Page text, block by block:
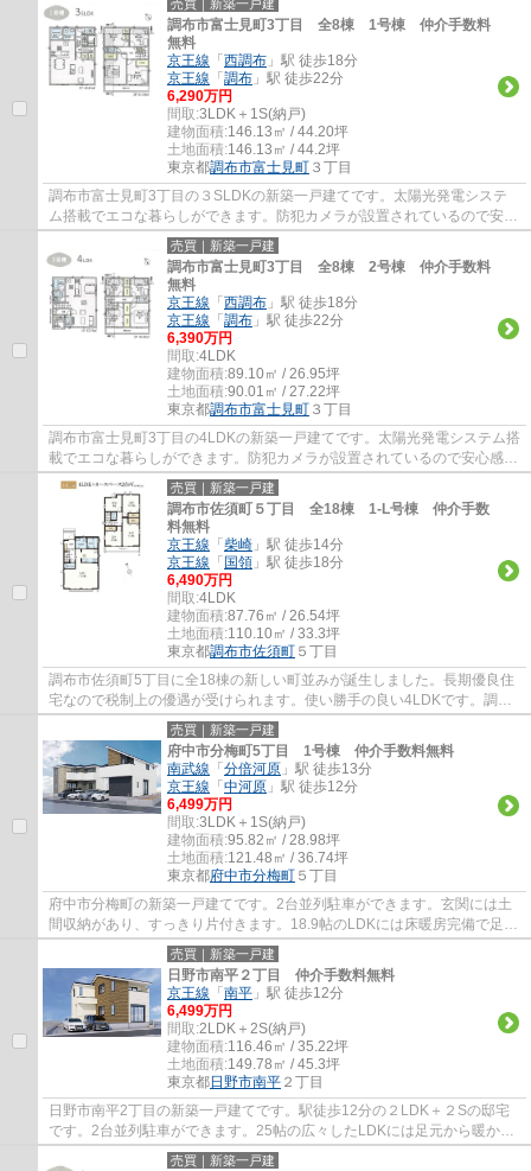
売買｜新築一戸建
調布市富士見町3丁目 全8棟 1号棟 仲介手数料
無料
京王線 「 西調布 」駅 徒歩18分
京王線 「 調布 」駅 徒歩22分
6,290万円
間取:3LDK＋1S(納戸)
建物面積:146.13㎡ / 44.20坪
土地面積:146.13㎡ / 44.2坪
東京都調布市富士見町 ３丁目
調布市富士見町3丁目の３SLDKの新築一戸建てです。太陽光発電システ
ム搭載でエコな暮らしができます。防犯カメラが設置されているので安心
感があります。LDKは広々20帖越です。調布市...
売買｜新築一戸建
調布市富士見町3丁目 全8棟 2号棟 仲介手数料
無料
京王線 「 西調布 」駅 徒歩18分
京王線 「 調布 」駅 徒歩22分
6,390万円
間取:4LDK
建物面積:89.10㎡ / 26.95坪
土地面積:90.01㎡ / 27.22坪
東京都調布市富士見町 ３丁目
調布市富士見町3丁目の4LDKの新築一戸建てです。太陽光発電システム搭
載でエコな暮らしができます。防犯カメラが設置されているので安心感が
あります。調布市でお住まいをお探しなら多...
売買｜新築一戸建
調布市佐須町５丁目 全18棟 1-L号棟 仲介手数
料無料
京王線 「 柴崎 」駅 徒歩14分
京王線 「 国領 」駅 徒歩18分
6,490万円
間取:4LDK
建物面積:87.76㎡ / 26.54坪
土地面積:110.10㎡ / 33.3坪
東京都調布市佐須町 ５丁目
調布市佐須町5丁目に全18棟の新しい町並みが誕生しました。長期優良住
宅なので税制上の優遇が受けられます。使い勝手の良い4LDKです。調布
市でお住まいをお探しなら多摩地区に詳しいエ...
売買｜新築一戸建
府中市分梅町5丁目 1号棟 仲介手数料無料
南武線 「 分倍河原 」駅 徒歩13分
京王線 「 中河原 」駅 徒歩12分
6,499万円
間取:3LDK＋1S(納戸)
建物面積:95.82㎡ / 28.98坪
土地面積:121.48㎡ / 36.74坪
東京都府中市分梅町 ５丁目
府中市分梅町の新築一戸建てです。2台並列駐車ができます。玄関には土
間収納があり、すっきり片付きます。18.9帖のLDKには床暖房完備で足元
から暖かです。エコジョーズは食洗機等、設...
売買｜新築一戸建
日野市南平２丁目 仲介手数料無料
京王線 「 南平 」駅 徒歩12分
6,499万円
間取:2LDK＋2S(納戸)
建物面積:116.46㎡ / 35.22坪
土地面積:149.78㎡ / 45.3坪
東京都日野市南平 ２丁目
日野市南平2丁目の新築一戸建てです。駅徒歩12分の２LDK＋２Sの邸宅
です。2台並列駐車ができます。25帖の広々したLDKには足元から暖かい
床暖房完備。洗面室にはリネン庫がありタオル類...
売買｜新築一戸建